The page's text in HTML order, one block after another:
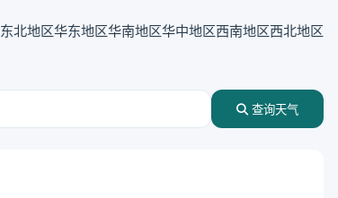
东北地区华东地区华南地区华中地区西南地区西北地区
查询天气